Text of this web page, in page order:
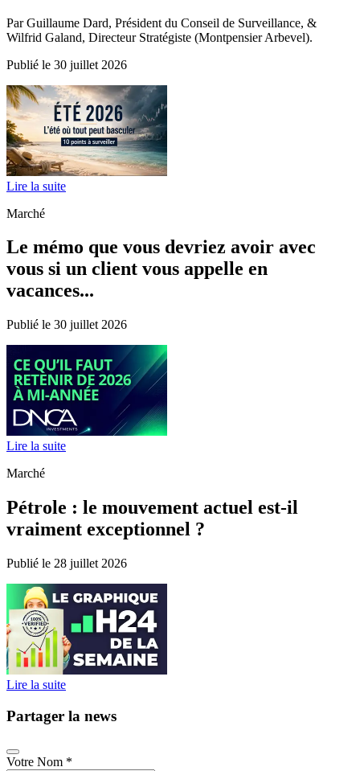
Par Guillaume Dard, Président du Conseil de Surveillance, &
Wilfrid Galand, Directeur Stratégiste (Montpensier Arbevel).
Publié le 30 juillet 2026
Lire la suite
Marché
Le mémo que vous devriez avoir avec
vous si un client vous appelle en
vacances...
Publié le 30 juillet 2026
Lire la suite
Marché
Pétrole : le mouvement actuel est-il
vraiment exceptionnel ?
Publié le 28 juillet 2026
Lire la suite
Partager la news
Votre Nom *